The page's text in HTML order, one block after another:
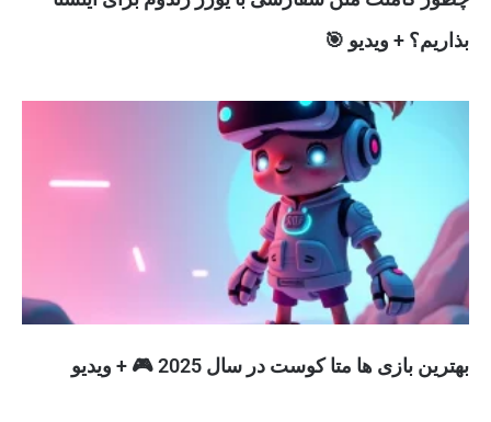
بذاریم؟ + ویدیو 🎯
بهترین بازی ها متا کوست در سال 2025 🎮 + ویدیو